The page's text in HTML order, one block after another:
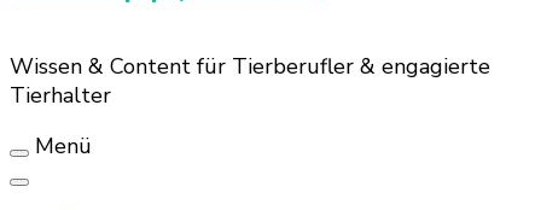
Wissen & Content für Tierberufler & engagierte
Tierhalter
Menü